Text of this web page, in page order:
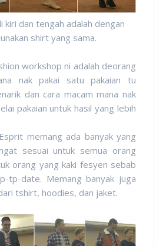
kiri dan tengah adalah dengan
shirt yang sama.
workshop ni adalah deorang
nak pakai satu pakaian tu
dan cara macam mana nak
pakaian untuk hasil yang lebih
memang ada banyak yang
sesuai untuk semua orang
orang yang kaki fesyen sebab
tp-date. Memang banyak juga
tshirt, hoodies, dan jaket.